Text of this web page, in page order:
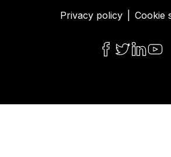
Privacy policy
Cookie